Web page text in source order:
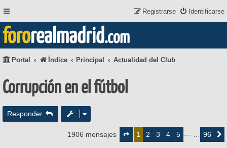
Identificarse
Registrarse
fororealmadrid.com
Portal Índice Principal Actualidad del Club
Corrupción en el fútbol
Responder
1906 mensajes
de
1 2 3 4 5 --- … 96